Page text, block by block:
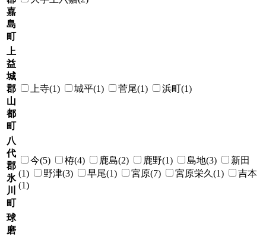
嘉
島
町
上
益
城
郡
山
都
町
上寺(1) 城平(1) 菅尾(1) 浜町(1)
八
代
郡
氷
川
町
今(5) 栫(4) 鹿島(2) 鹿野(1) 島地(3)
新田
(1)
野津(3) 早尾(1) 宮原(7) 宮原栄久(1)
吉本
(1)
球
磨